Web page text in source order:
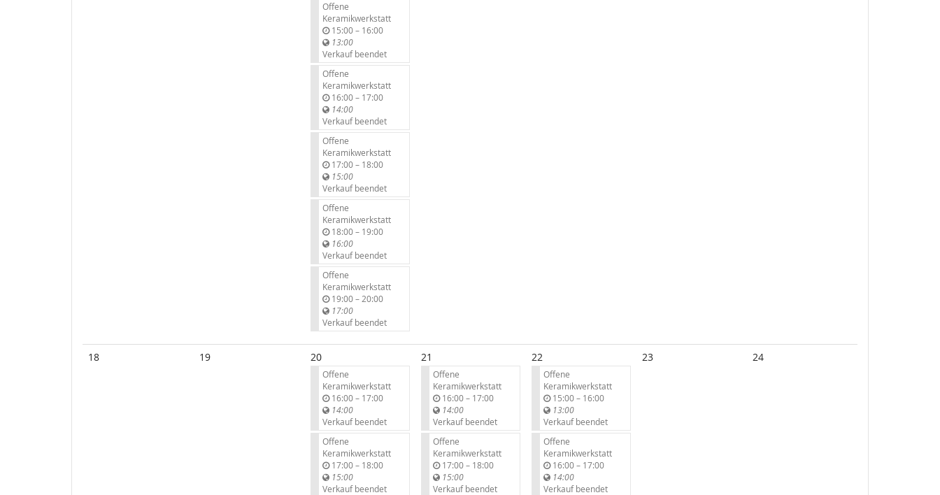
Offene
Keramikwerkstatt
15:00–b
s
16:00
13:00
Verkauf beendet
Offene
Keramikwerkstatt
16:00–b
s
17:00
14:00
Verkauf beendet
Offene
Keramikwerkstatt
17:00–b
s
18:00
15:00
Verkauf beendet
Offene
Keramikwerkstatt
18:00–b
s
19:00
16:00
Verkauf beendet
Offene
Keramikwerkstatt
19:00–b
s
20:00
17:00
Verkauf beendet
18 19 20
Offene
Keramikwerkstatt
16:00–b
s
17:00
14:00
Verkauf beendet
Offene
Keramikwerkstatt
17:00–b
s
18:00
15:00
Verkauf beendet
21
Offene
Keramikwerkstatt
16:00–b
s
17:00
14:00
Verkauf beendet
Offene
Keramikwerkstatt
17:00–b
s
18:00
15:00
Verkauf beendet
22
Offene
Keramikwerkstatt
15:00–b
s
16:00
13:00
Verkauf beendet
Offene
Keramikwerkstatt
16:00–b
s
17:00
14:00
Verkauf beendet
23 24